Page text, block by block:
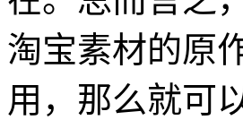
淘宝素材的原
用，那么就可